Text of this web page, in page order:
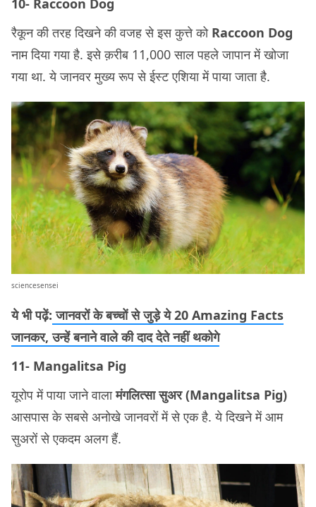
रैकून की तरह दिखने की वजह से इस कुत्ते को Raccoon Dog
नाम दिया गया है. इसे क़रीब 11,000 साल पहले जापान में खोजा
गया था. ये जानवर मुख्य रूप से ईस्ट एशिया में पाया जाता है.
sciencesensei
ये भी पढ़ें: जानवरों के बच्चों से जुड़े ये 20 Amazing Facts
जानकर, उन्हें बनाने वाले की दाद देते नहीं थकोगे
11- Mangalitsa Pig
यूरोप में पाया जाने वालामंगलित्सा सुअर (Mangalitsa Pig)
आसपास के सबसे अनोखे जानवरों में से एक है. ये दिखने में आम
सुअरों से एकदम अलग हैं.